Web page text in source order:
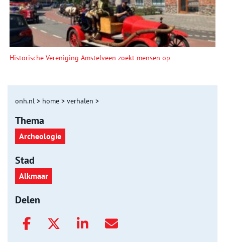
Historische Vereniging Amstelveen zoekt mensen op
onh.nl > home > verhalen >
Thema
Archeologie
Stad
Alkmaar
Delen